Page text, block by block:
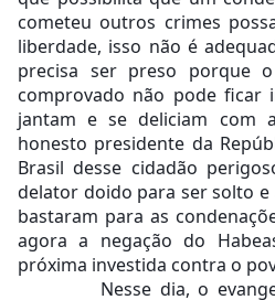
cometeu outros crimes
liberdade, isso não é
precisa ser preso porque
comprovado não pode ficar
jantam e se deliciam com
honesto presidente da
Brasil desse cidadão
delator doido para ser solto
bastaram para as
agora a negação do
próxima investida contra o